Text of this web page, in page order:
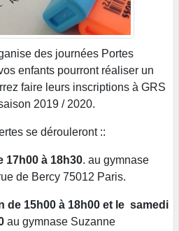
des journées Portes
enfants pourront réaliser un
faire leurs inscriptions à GRS
2019 / 2020.
se dérouleront ::
17h00 à 18h30. au gymnase
de Bercy 75012 Paris.
de 15h00 à 18h00 et le samedi
au gymnase Suzanne